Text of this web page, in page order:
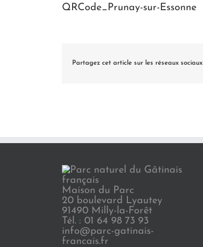
QRCode_Prunay-sur-Essonne
Partagez cet article sur les réseaux sociaux
Maison du Parc
20 boulevard Lyautey
91490 Milly-la-Forêt
Tél. : 01 64 98 73 93
info@parc-gatinais-
francais.fr